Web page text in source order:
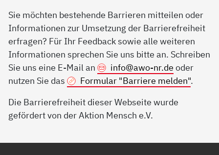
Sie möchten bestehende Barrieren mitteilen oder
Informationen zur Umsetzung der Barrierefreiheit
erfragen? Für Ihr Feedback sowie alle weiteren
Informationen sprechen Sie uns bitte an. Schreiben
Sie uns eine E-Mail an
info@awo-nr.de oder
nutzen Sie das
Formular "Barriere melden".
Die Barrierefreiheit dieser Webseite wurde
gefördert von der Aktion Mensch e.V.